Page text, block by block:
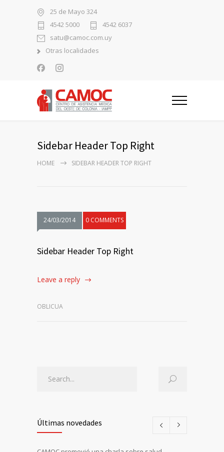
25 de Mayo 324
4542 5000
4542 6037
satu@camoc.com.uy
Otras localidades
Sidebar Header Top Right
HOME SIDEBAR HEADER TOP RIGHT
24/03/2014 0 COMMENTS
Sidebar Header Top Right
Leave a reply
OBLICUA
Últimas novedades